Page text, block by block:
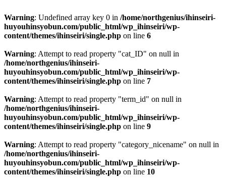
Warning: Undefined array key 0 in /home/northgenius/ihinseiri-
huyouhinsyobun.com/public_html/wp_ihinseiri/wp-
content/themes/ihinseiri/single.php on line 6
Warning: Attempt to read property "cat_ID" on null in
/home/northgenius/ihinseiri-
huyouhinsyobun.com/public_html/wp_ihinseiri/wp-
content/themes/ihinseiri/single.php on line 7
Warning: Attempt to read property "term_id" on null in
/home/northgenius/ihinseiri-
huyouhinsyobun.com/public_html/wp_ihinseiri/wp-
content/themes/ihinseiri/single.php on line 9
Warning: Attempt to read property "category_nicename" on null in
/home/northgenius/ihinseiri-
huyouhinsyobun.com/public_html/wp_ihinseiri/wp-
content/themes/ihinseiri/single.php on line 10